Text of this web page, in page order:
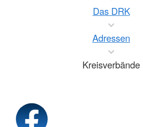
Das DRK
Adressen
Kreisverbände